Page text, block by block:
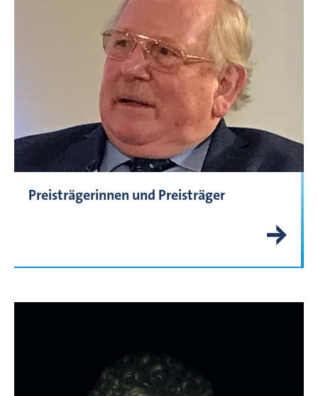
Preisträgerinnen und Preisträger